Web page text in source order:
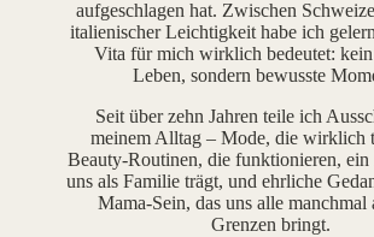
aufgeschlagen hat. Zwischen
italienischer Leichtigkeit habe ich
Vita für mich wirklich bedeutet:
Leben, sondern bewusste
Seit über zehn Jahren teile ich
meinem Alltag – Mode, die wirklich
Beauty-Routinen, die funktionieren, ein
uns als Familie trägt, und ehrliche
Mama-Sein, das uns alle manchmal
Grenzen bringt.